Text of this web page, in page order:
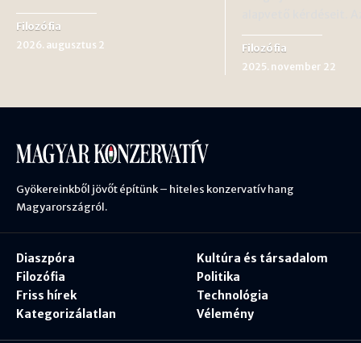
Filozófia
2026. augusztus 2 Filozófia
2025. november 22
Gyökereinkből jövőt építünk – hiteles konzervatív hang
Magyarországról.
Diaszpóra
Filozófia
Friss hírek
Kategorizálatlan
Kultúra és társadalom
Politika
Technológia
Vélemény